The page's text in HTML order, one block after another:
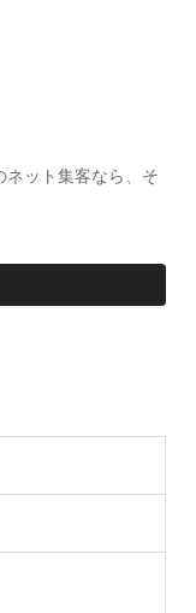
ネット集客なら、そ